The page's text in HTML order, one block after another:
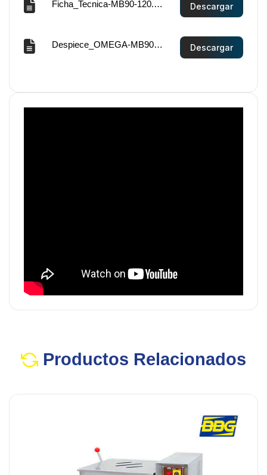
Ficha_Tecnica-MB90-120.pdf Descargar
Despiece_OMEGA-MB90-120.pdf Descargar
Productos Relacionados